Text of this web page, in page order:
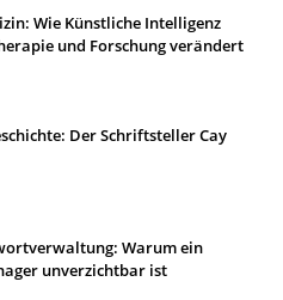
Wie Künstliche Intelligenz
und Forschung verändert
Der Schriftsteller Cay
Warum ein
unverzichtbar ist